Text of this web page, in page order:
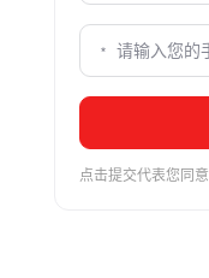
点击提交代表您同意